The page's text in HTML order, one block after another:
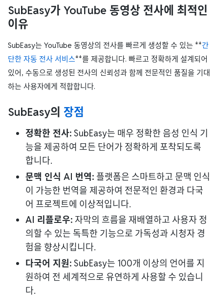
SubEasy가 YouTube 동영상 전사에 최적인
이유
SubEasy는 YouTube 동영상의 전사를 빠르게 생성할 수 있는 **간
단한 자동 전사 서비스**를 제공합니다. 빠르고 정확하게 설계되어
있어, 수동으로 생성된 전사의 신뢰성과 함께 전문적인 품질을 기대
하는 사용자에게 적합합니다.
SubEasy의 장점
정확한 전사: SubEasy는 매우 정확한 음성 인식 기
능을 제공하여 모든 단어가 정확하게 포착되도록
합니다.
문맥 인식 AI 번역: 플랫폼은 스마트하고 문맥 인식
이 가능한 번역을 제공하여 전문적인 환경과 다국
어 프로젝트에 이상적입니다.
AI 리플로우: 자막의 흐름을 재배열하고 사용자 정
의할 수 있는 독특한 기능으로 가독성과 시청자 경
험을 향상시킵니다.
다국어 지원: SubEasy는 100개 이상의 언어를 지
원하여 전 세계적으로 유연하게 사용할 수 있습니
다.